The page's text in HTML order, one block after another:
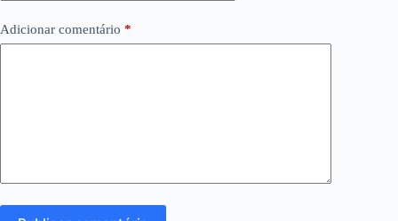
Adicionar comentário *